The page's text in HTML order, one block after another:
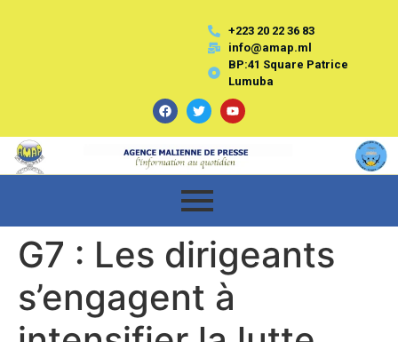
+223 20 22 36 83
info@amap.ml
BP:41 Square Patrice
Lumuba
G7 : Les dirigeants
s’engagent à